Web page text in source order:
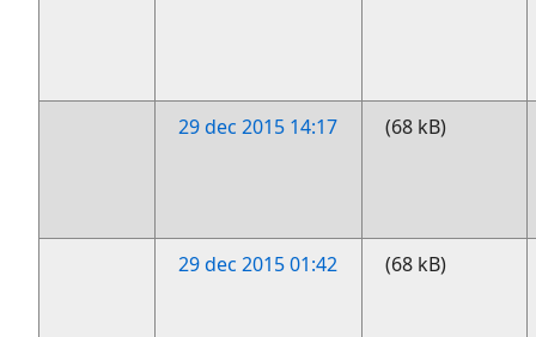
29 dec 2015 14:17 (68 kB)
29 dec 2015 01:42 (68 kB)